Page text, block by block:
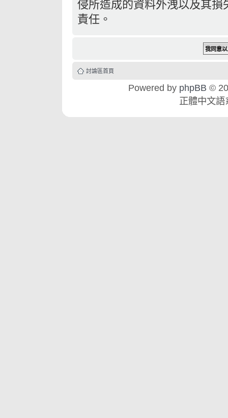
侵所造成的資料外洩以及其
責任。
討論區首頁
Powered by phpBB ©
正體中文